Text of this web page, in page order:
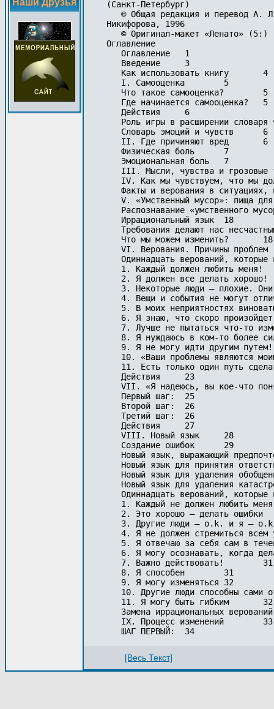
Наши Друзья
(Санкт-Петербург)
© Общая редакция и перевод А.
Никифорова, 1996
   © Оригинал-макет «Ленато» (5:)
Оглавление
   Оглавление	1
   Введение	3
   Как использовать книгу	4
   I. Самооценка	5
   Что такое самооценка?	5
   Где начинается самооценка?	5
   Действия	6
Роль игры в расширении словаря
   Словарь эмоций и чувств	6
   II. Где причиняют вред	6
   Физическая боль	7
   Эмоциональная боль	7
III. Мысли, чувства и грозовые
IV. Как мы чувствуем, что мы
Факты и верования в ситуациях,
V. «Умственный мусор»: пища для
Распознавание «умственного
   Иррациональный язык	18
Требования делают нас несчастными
   Что мы можем изменить?	18
   VI. Верования. Причины проблем	19
Одиннадцать верований, которые
   1. Каждый должен любить меня!	20
   2. Я должен все делать хорошо!	20
3. Некоторые люди — плохие. Они
4. Вещи и события не могут
5. В моих неприятностях виноваты
6. Я знаю, что скоро произойдет
7. Лучше не пытаться что-то
8. Я нуждаюсь в ком-то более
   9. Я не могу идти другим путем!	22
10. «Ваши проблемы являются
11. Есть только один путь сделать
   Действия	23
VII. «Я надеюсь, вы кое-что
   Первый шаг:	25
   Второй шаг:	26
   Третий шаг:	26
   Действия	27
   VIII. Новый язык	28
   Создание ошибок	29
Новый язык, выражающий
Новый язык для принятия
Новый язык для удаления обобщений
Новый язык для удаления катастроф
Одиннадцать верований, которые
   1. Каждый не должен любить меня	31
   2. Это хорошо — делать ошибки	31
3. Другие люди — o.k. и я — o.k.
4. Я не должен стремиться всем
5. Я отвечаю за себя сам в
6. Я могу осознавать, когда дела
   7. Важно действовать!	31
   8. Я способен	31
   9. Я могу изменяться	32
10. Другие люди способны сами
   11. Я могу быть гибким	32
   Замена иррациональных верований	32
   IX. Процесс изменений	33
[Весь Текст]